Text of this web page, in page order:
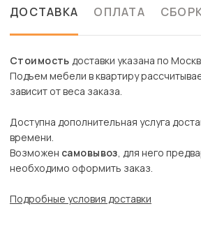
ДОСТАВКА ОПЛАТА
Стоимость доставки указана по
Подъем мебели в квартиру
зависит от веса заказа.
Доступна дополнительная услуга
времени.
Возможен самовывоз, для него
необходимо оформить заказ.
Подробные условия доставки